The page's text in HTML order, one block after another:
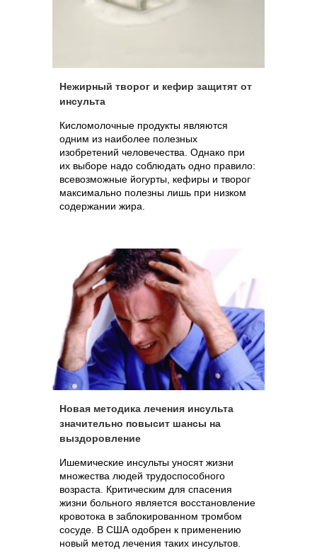
Нежирный творог и кефир защитят от
инсульта
Кисломолочные продукты являются
одним из наиболее полезных
изобретений человечества. Однако при
их выборе надо соблюдать одно правило:
всевозможные йогурты, кефиры и творог
максимально полезны лишь при низком
содержании жира.
Новая методика лечения инсульта
значительно повысит шансы на
выздоровление
Ишемические инсульты уносят жизни
множества людей трудоспособного
возраста. Критическим для спасения
жизни больного является восстановление
кровотока в заблокированном тромбом
сосуде. В США одобрен к применению
новый метод лечения таких инсультов.